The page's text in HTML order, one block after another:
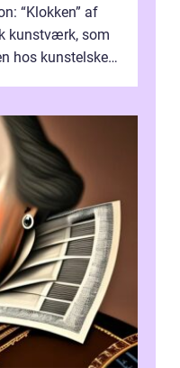
“Klokken” af
kunstværk, som
hos kunstelskere